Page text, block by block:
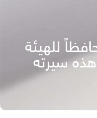
للهيئة
سيرته